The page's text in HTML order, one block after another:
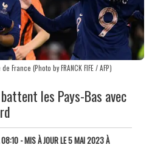
France (Photo by FRANCK FIFE / AFP)
les Pays-Bas avec
- MIS À JOUR LE 5 MAI 2023 À